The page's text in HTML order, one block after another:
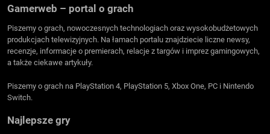
Gamerweb – portal o grach
Piszemy o grach, nowoczesnych technologiach oraz wysokobudżetowych
produkcjach telewizyjnych. Na łamach portalu znajdziecie liczne newsy,
recenzje, informacje o premierach, relacje z targów i imprez gamingowych,
a także ciekawe artykuły.
Piszemy o grach na PlayStation 4, PlayStation 5, Xbox One, PC i Nintendo
Switch.
Najlepsze gry